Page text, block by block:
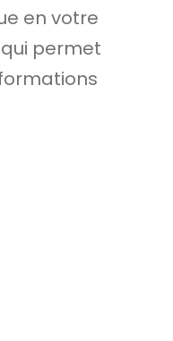
en votre
qui permet